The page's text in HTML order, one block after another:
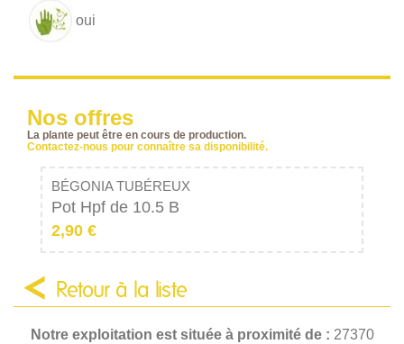
oui
Nos offres
La plante peut être en cours de production.
Contactez-nous pour connaître sa disponibilité.
BÉGONIA TUBÉREUX
Pot Hpf de 10.5 B
2,90 €
Retour à la liste
Notre exploitation est située à proximité de : 27370